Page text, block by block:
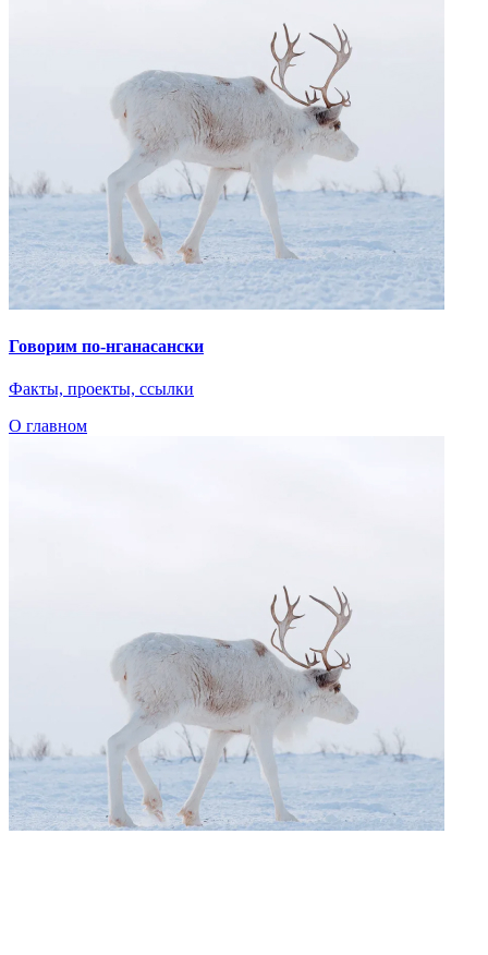
Говорим по-нганасански
Факты, проекты, ссылки
О главном